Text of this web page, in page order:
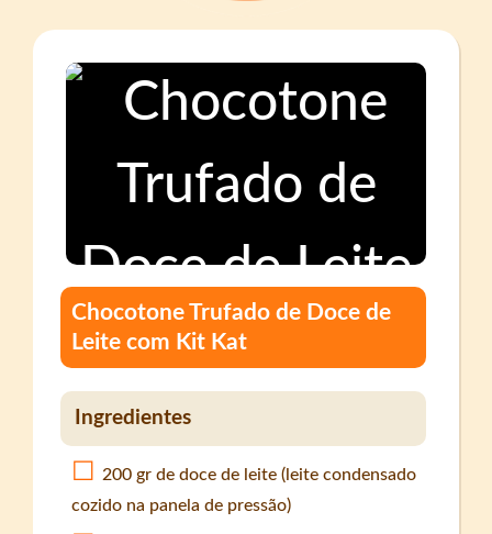
Chocotone Trufado de Doce de
Leite com Kit Kat
Ingredientes
200 gr de doce de leite (leite condensado
cozido na panela de pressão)